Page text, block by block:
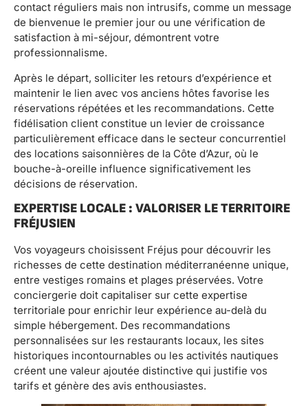
contact réguliers mais non intrusifs, comme un message
de bienvenue le premier jour ou une vérification de
satisfaction à mi-séjour, démontrent votre
professionnalisme.
Après le départ, solliciter les retours d’expérience et
maintenir le lien avec vos anciens hôtes favorise les
réservations répétées et les recommandations. Cette
fidélisation client constitue un levier de croissance
particulièrement efficace dans le secteur concurrentiel
des locations saisonnières de la Côte d’Azur, où le
bouche-à-oreille influence significativement les
décisions de réservation.
EXPERTISE LOCALE : VALORISER LE TERRITOIRE
FRÉJUSIEN
Vos voyageurs choisissent Fréjus pour découvrir les
richesses de cette destination méditerranéenne unique,
entre vestiges romains et plages préservées. Votre
conciergerie doit capitaliser sur cette expertise
territoriale pour enrichir leur expérience au-delà du
simple hébergement. Des recommandations
personnalisées sur les restaurants locaux, les sites
historiques incontournables ou les activités nautiques
créent une valeur ajoutée distinctive qui justifie vos
tarifs et génère des avis enthousiastes.